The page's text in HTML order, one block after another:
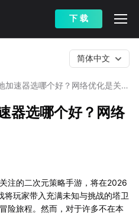
下 载
加速器选哪个好？网络优化是关
简体中文
器选哪个好？网络
注的二次元策略手游，将在2026
玩家带入充满未知与挑战的塔卫
险旅程。然而，对于许多不在本